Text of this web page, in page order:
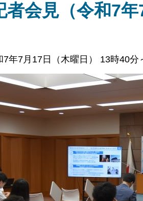
者会見（令和7年
7年7月17日（木曜日） 13時40